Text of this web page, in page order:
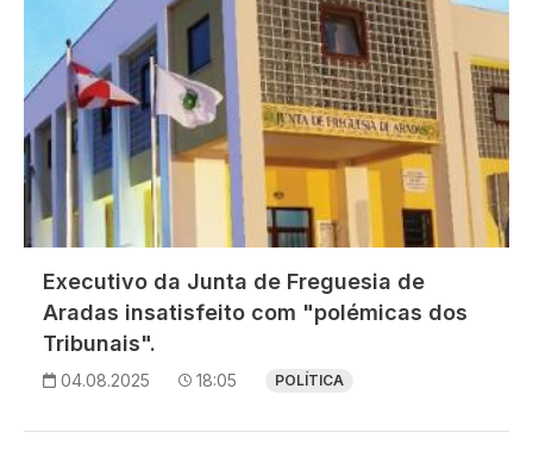
Executivo da Junta de Freguesia de
Aradas insatisfeito com "polémicas dos
Tribunais".
04.08.2025 18:05 POLÍTICA